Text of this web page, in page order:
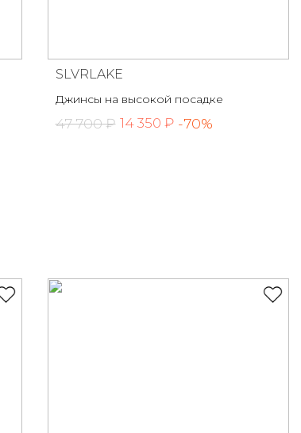
SLVRLAKE
Джинсы на высокой посадке
47 700 ₽ 14 350 ₽ -70%